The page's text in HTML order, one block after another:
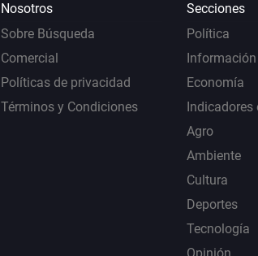
Nosotros
Sobre Búsqueda
Comercial
Políticas de privacidad
Términos y Condiciones
Secciones
Política
Información
Economía
Indicadores
Agro
Ambiente
Cultura
Deportes
Tecnología